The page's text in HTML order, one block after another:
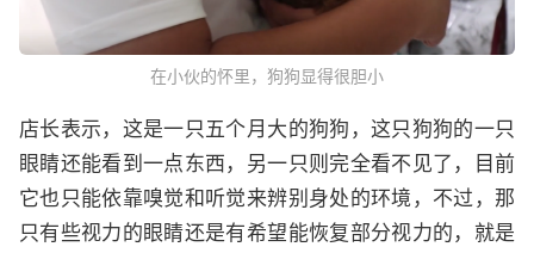
在小伙的怀里，狗狗显得很胆小
店长表示，这是一只五个月大的狗狗，这只狗狗的一只
眼睛还能看到一点东西，另一只则完全看不见了，目前
它也只能依靠嗅觉和听觉来辨别身处的环境，不过，那
只有些视力的眼睛还是有希望能恢复部分视力的，就是